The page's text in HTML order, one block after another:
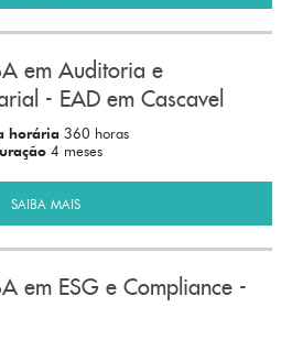
em Auditoria e
- EAD em Cascavel
horária 360 horas
4 meses
SAIBA MAIS
em ESG e Compliance -